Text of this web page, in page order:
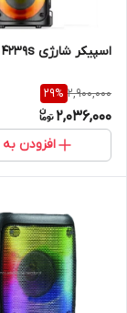
اسپیکر شارژی zqs 4239s
2,900,000
29%
2,036,000
افزودن